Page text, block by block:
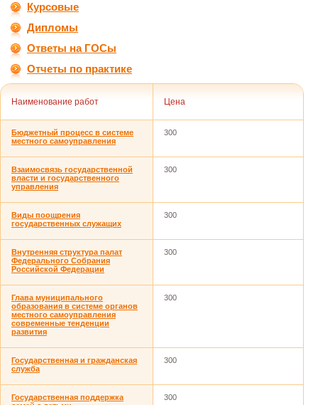
Курсовые
Дипломы
Ответы на ГОСы
Отчеты по практике
Наименование работ Цена
Бюджетный процесс в системе
местного самоуправления
300
Взаимосвязь государственной
власти и государственного
управления
300
Виды поощрения
государственных служащих
300
Внутренняя структура палат
Федерального Собрания
Российской Федерации
300
Глава муниципального
образования в системе органов
местного самоуправления
современные тенденции
развития
300
Государственная и гражданская
служба
300
Государственная поддержка
300